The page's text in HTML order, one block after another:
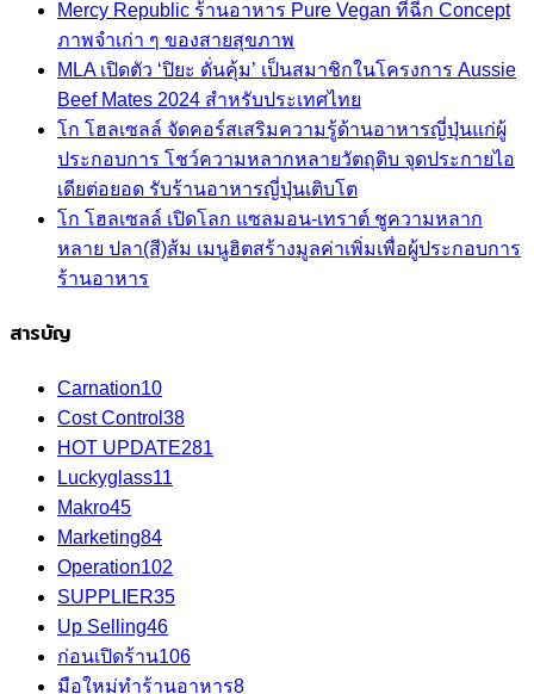
Mercy Republic ร้านอาหาร Pure Vegan ที่ฉีก Concept
ภาพจำเก่า ๆ ของสายสุขภาพ
MLA เปิดตัว ‘ปิยะ ดั่นคุ้ม’ เป็นสมาชิกในโครงการ Aussie
Beef Mates 2024 สำหรับประเทศไทย
โก โฮลเซลล์ จัดคอร์สเสริมความรู้ด้านอาหารญี่ปุ่นแก่ผู้
ประกอบการ โชว์ความหลากหลายวัตถุดิบ จุดประกายไอ
เดียต่อยอด รับร้านอาหารญี่ปุ่นเติบโต
โก โฮลเซลล์ เปิดโลก แซลมอน-เทราต์ ชูความหลาก
หลาย ปลา(สี)ส้ม เมนูฮิตสร้างมูลค่าเพิ่มเพื่อผู้ประกอบการ
ร้านอาหาร
สารบัญ
Carnation10
Cost Control 38
HOT UPDATE281
Luckyglass11
Makro45
Marketing84
Operation102
SUPPLIER35
Up Selling46
ก่อนเปิดร้าน106
มือใหม่ทำร้านอาหาร8